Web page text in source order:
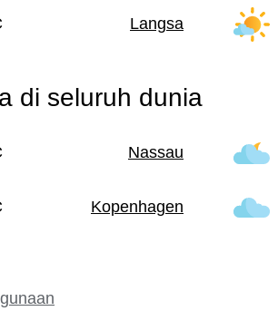
Langsa
di seluruh dunia
Nassau
Kopenhagen